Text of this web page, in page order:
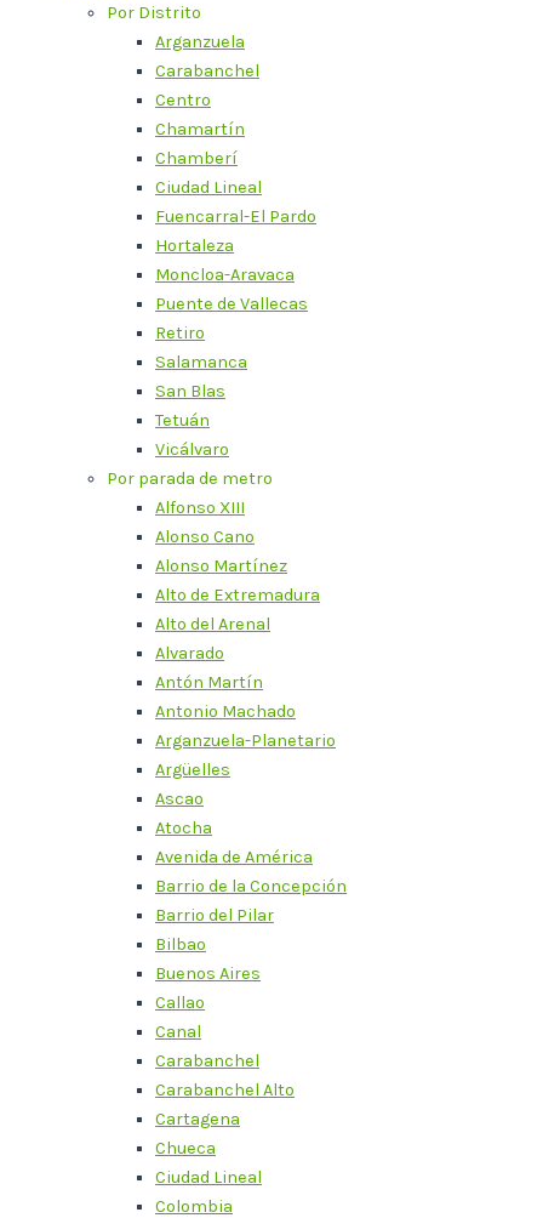
Por Distrito
Arganzuela
Carabanchel
Centro
Chamartín
Chamberí
Ciudad Lineal
Fuencarral-El Pardo
Hortaleza
Moncloa-Aravaca
Puente de Vallecas
Retiro
Salamanca
San Blas
Tetuán
Vicálvaro
Por parada de metro
Alfonso XIII
Alonso Cano
Alonso Martínez
Alto de Extremadura
Alto del Arenal
Alvarado
Antón Martín
Antonio Machado
Arganzuela-Planetario
Argüelles
Ascao
Atocha
Avenida de América
Barrio de la Concepción
Barrio del Pilar
Bilbao
Buenos Aires
Callao
Canal
Carabanchel
Carabanchel Alto
Cartagena
Chueca
Ciudad Lineal
Colombia